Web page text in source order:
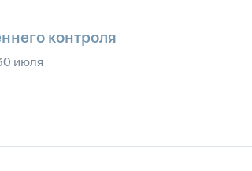
контроля
июля